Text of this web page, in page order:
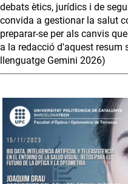
debats ètics, jurídics i de
convida a gestionar la salut
preparar-se per als canvis
a la redacció d'aquest resum
llenguatge Gemini 2026)